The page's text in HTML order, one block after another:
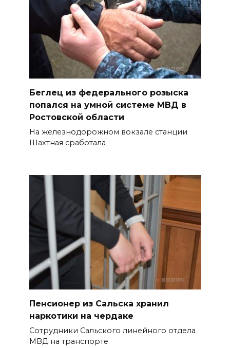
Проект строительства
хоккейной арены в Ростове
приостановлен, но не закрыт
06 августа 2026 14:04
На Дону официально
аттестовали 107 гидов
06 августа 2026 14:01
Сбил ребенка: в
водителя
06 августа 2026 13:33
Донские кадеты участвуют в
военно-спортивной смене
«Время юных героев»
06 августа 2026 13:33
Безопасность выборов,
плазменный двигатель и
золото синхронисток:
основные события 5 августа
Беглец из федерального розыска
попался на умной системе МВД в
Ростовской области
На железнодорожном вокзале станции
Шахтная сработала
Пенсионер из Сальска хранил
наркотики на чердаке
Сотрудники Сальского линейного отдела
МВД на транспорте